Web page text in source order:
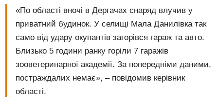
«По області вночі в Дергачах снаряд влучив у
приватний будинок. У селищі Мала Данилівка так
само від удару окупантів загорівся гараж та авто.
Близько 5 години ранку горіли 7 гаражів
зооветеринарної академії. За попередніми даними,
постраждалих немає», – повідомив керівник
області.